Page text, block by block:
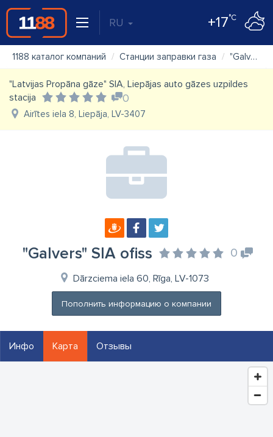
RU +17°C
1188 каталог компаний Станции заправки газа "Galvers" SIA ofiss
"Latvijas Propāna gāze" SIA, Liepājas auto gāzes uzpildes
stacija
0
Airītes iela 8, Liepāja, LV-3407
"Galvers" SIA ofiss 0
Dārzciema iela 60, Rīga, LV-1073
Пополнить информацию о компании
Инфо Карта Отзывы